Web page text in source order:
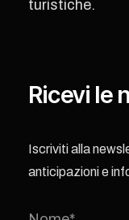
turistiche.
Ricevi le
Iscriviti alla
anticipazioni e